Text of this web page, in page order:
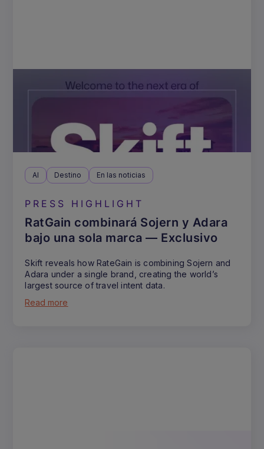
AI Destino En las noticias
PRESS HIGHLIGHT
RatGain combinará Sojern y Adara
bajo una sola marca — Exclusivo
Skift reveals how RateGain is combining Sojern and
Adara under a single brand, creating the world’s
largest source of travel intent data.
Read more